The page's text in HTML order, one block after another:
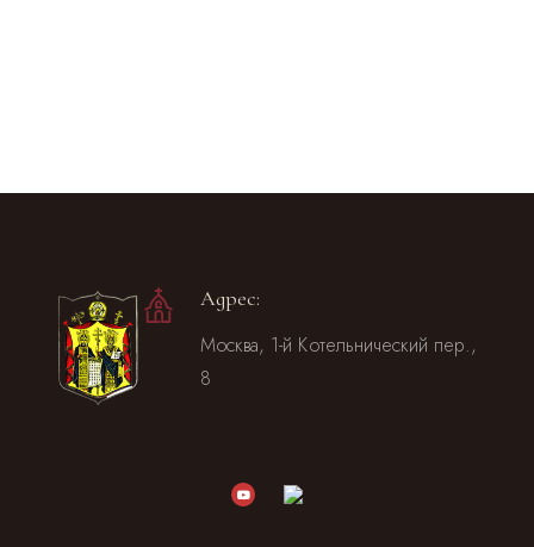
Адрес:
Москва, 1-й Котельнический пер.,
8